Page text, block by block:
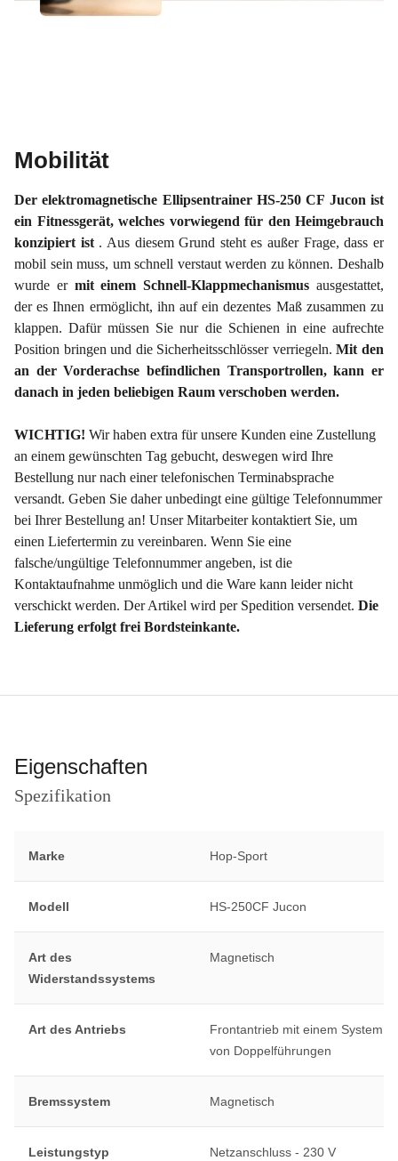
Mobilität
Der elektromagnetische Ellipsentrainer HS-250 CF Jucon ist
ein Fitnessgerät, welches vorwiegend für den Heimgebrauch
konzipiert ist . Aus diesem Grund steht es außer Frage, dass er
mobil sein muss, um schnell verstaut werden zu können. Deshalb
wurde er mit einem Schnell-Klappmechanismusausgestattet,
der es Ihnen ermöglicht, ihn auf ein dezentes Maß zusammen zu
klappen. Dafür müssen Sie nur die Schienen in eine aufrechte
Position bringen und die Sicherheitsschlösser verriegeln.Mit den
an der Vorderachse befindlichen Transportrollen, kann er
danach in jeden beliebigen Raum verschoben werden.
WICHTIG! Wir haben extra für unsere Kunden eine Zustellung
an einem gewünschten Tag gebucht, deswegen wird Ihre
Bestellung nur nach einer telefonischen Terminabsprache
versandt. Geben Sie daher unbedingt eine gültige Telefonnummer
bei Ihrer Bestellung an! Unser Mitarbeiter kontaktiert Sie, um
einen Liefertermin zu vereinbaren. Wenn Sie eine
falsche/ungültige Telefonnummer angeben, ist die
Kontaktaufnahme unmöglich und die Ware kann leider nicht
verschickt werden. Der Artikel wird per Spedition versendet. Die
Lieferung erfolgt frei Bordsteinkante.
Eigenschaften
Spezifikation
Marke Hop-Sport
Modell HS-250CF Jucon
Art des
Widerstandssystems
Magnetisch
Art des Antriebs
Frontantrieb mit einem System
von Doppelführungen
Bremssystem Magnetisch
Leistungstyp Netzanschluss - 230 V